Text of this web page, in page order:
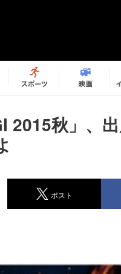
2015秋」、
ポスト